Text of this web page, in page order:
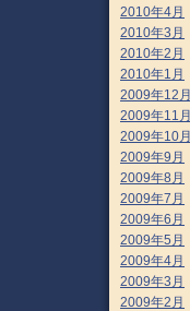
2010年4月
2010年3月
2010年2月
2010年1月
2009年12月
2009年11月
2009年10月
2009年9月
2009年8月
2009年7月
2009年6月
2009年5月
2009年4月
2009年3月
2009年2月